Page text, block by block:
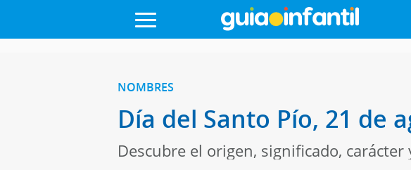
NOMBRES
Día del Santo Pío, 21 de
Descubre el origen, significado,